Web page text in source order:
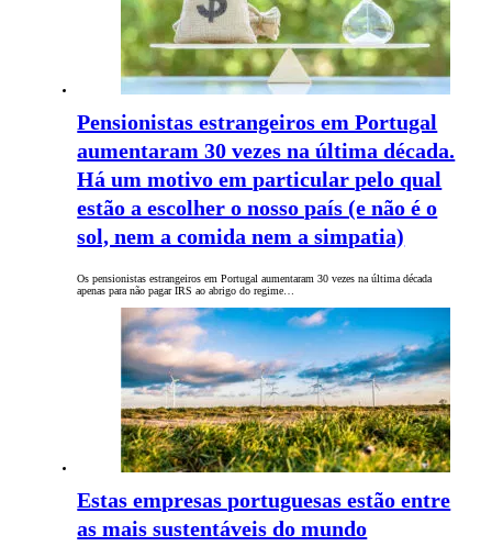
Pensionistas estrangeiros em Portugal
aumentaram 30 vezes na última década.
Há um motivo em particular pelo qual
estão a escolher o nosso país (e não é o
sol, nem a comida nem a simpatia)
Os pensionistas estrangeiros em Portugal aumentaram 30 vezes na última década
apenas para não pagar IRS ao abrigo do regime…
Estas empresas portuguesas estão entre
as mais sustentáveis do mundo